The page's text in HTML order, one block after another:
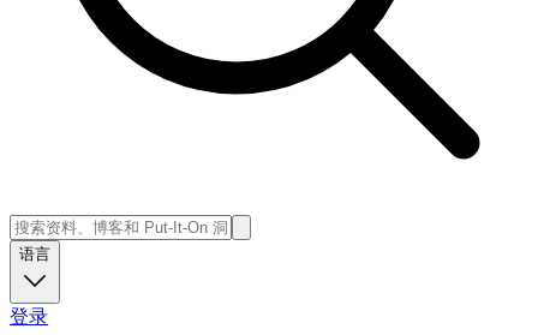
语言
登录